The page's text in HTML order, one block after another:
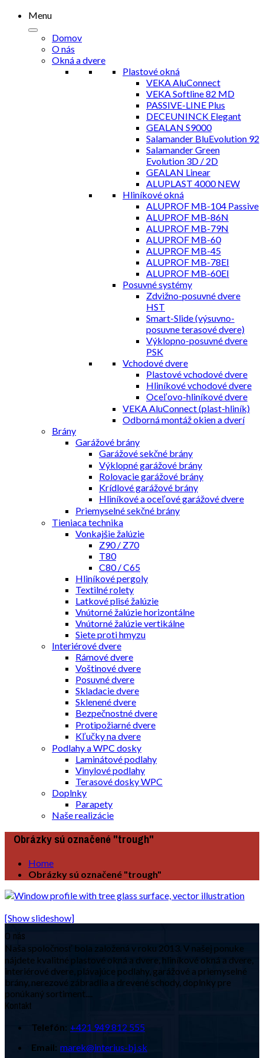
Menu
Domov
O nás
Okná a dvere
Plastové okná
VEKA AluConnect
VEKA Softline 82 MD
PASSIVE-LINE Plus
DECEUNINCK Elegant
GEALAN S9000
Salamander BluEvolution 92
Salamander Green
Evolution 3D / 2D
GEALAN Linear
ALUPLAST 4000 NEW
Hliníkové okná
ALUPROF MB-104 Passive
ALUPROF MB-86N
ALUPROF MB-79N
ALUPROF MB-60
ALUPROF MB-45
ALUPROF MB-78EI
ALUPROF MB-60EI
Posuvné systémy
Zdvižno-posuvné dvere
HST
Smart-Slide (výsuvno-
posuvne terasové dvere)
Výklopno-posuvné dvere
PSK
Vchodové dvere
Plastové vchodové dvere
Hliníkové vchodové dvere
Oceľovo-hliníkové dvere
VEKA AluConnect (plast-hliník)
Odborná montáž okien a dverí
Brány
Garážové brány
Garážové sekčné brány
Výklopné garážové brány
Rolovacie garážové brány
Krídlové garážové brány
Hliníkové a oceľové garážové dvere
Priemyselné sekčné brány
Tieniaca technika
Vonkajšie žalúzie
Z90 / Z70
T80
C80 / C65
Hliníkové pergoly
Textilné rolety
Latkové plisé žalúzie
Vnútorné žalúzie horizontálne
Vnútorné žalúzie vertikálne
Siete proti hmyzu
Interiérové dvere
Rámové dvere
Voštinové dvere
Posuvné dvere
Skladacie dvere
Sklenené dvere
Bezpečnostné dvere
Protipožiarné dvere
Kľučky na dvere
Podlahy a WPC dosky
Laminátové podlahy
Vinylové podlahy
Terasové dosky WPC
Doplnky
Parapety
Naše realizácie
Obrázky sú označené "trough"
Home
Obrázky sú označené "trough"
[Show slideshow]
O nás
Naša spoločnosť bola založená v roku 2013. V našej ponuke
nájdete kvalitné plastové okná a dvere, hliníkové okná a dvere,
interiérové dvere, plávajúce podlahy, garážové a priemyselné
brány, nerezové zábradlia a drevené schody, doplnky pre
ponúkaný sortiment....
Kontakt
Telefón: +421 949 812 555
Email: marek@interius-bj.sk